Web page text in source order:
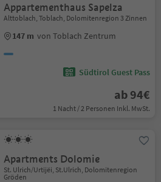
Appartementhaus Sapelza
Alttoblach, Toblach, Dolomitenregion 3 Zinnen
147 m von Toblach Zentrum
Südtirol Guest Pass
ab 94€
1 Nacht / 2 Personen Inkl. MwSt.
Apartments Dolomie
St. Ulrich/Urtijëi, St.Ulrich, Dolomitenregion
Gröden